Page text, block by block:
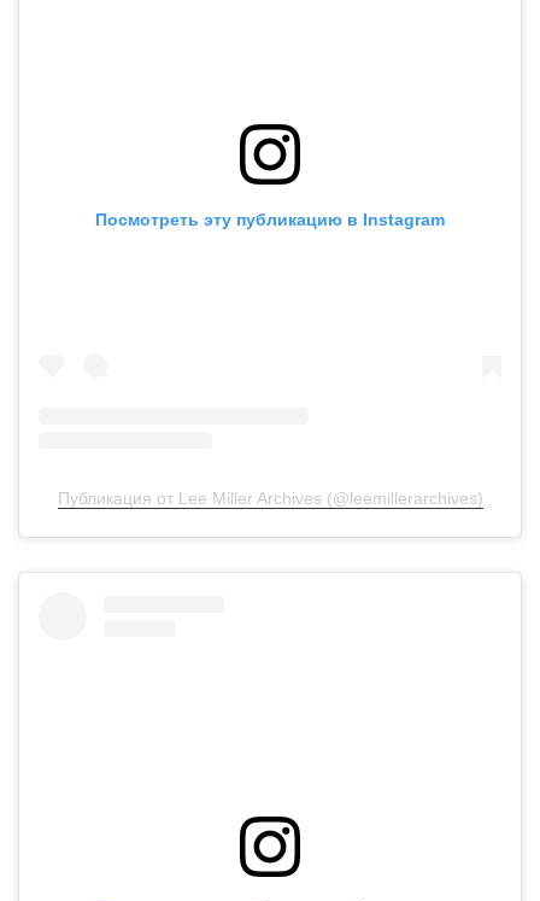
Посмотреть эту публикацию в Instagram
Публикация от Lee Miller Archives (@leemillerarchives)